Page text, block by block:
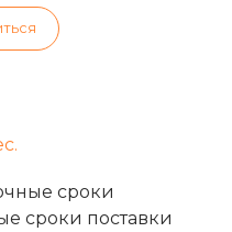
сроки
сроки поставки